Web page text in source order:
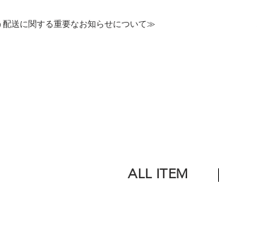
送に関する重要なお知らせについて≫
ALL ITEM